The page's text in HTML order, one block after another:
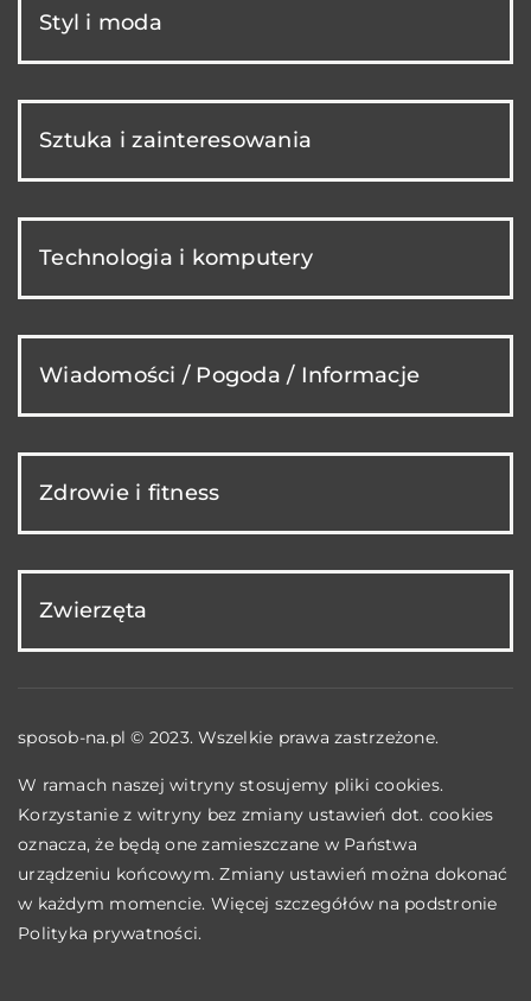
Styl i moda
Sztuka i zainteresowania
Technologia i komputery
Wiadomości / Pogoda / Informacje
Zdrowie i fitness
Zwierzęta
sposob-na.pl © 2023. Wszelkie prawa zastrzeżone.
W ramach naszej witryny stosujemy pliki cookies.
Korzystanie z witryny bez zmiany ustawień dot. cookies
oznacza, że będą one zamieszczane w Państwa
urządzeniu końcowym. Zmiany ustawień można dokonać
w każdym momencie. Więcej szczegółów na podstronie
Polityka prywatności.